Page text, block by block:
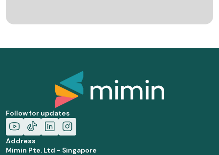
Follow for updates
Address
Mimin Pte. Ltd - Singapore